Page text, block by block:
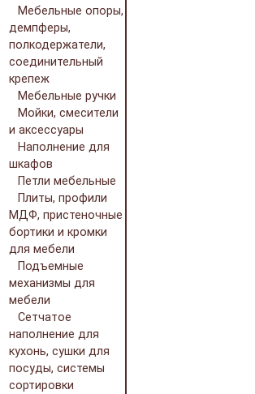
Мебельные опоры,
демпферы,
полкодержатели,
соединительный
крепеж
Мебельные ручки
Мойки, смесители
и аксессуары
Наполнение для
шкафов
Петли мебельные
Плиты, профили
МДФ, пристеночные
бортики и кромки
для мебели
Подъемные
механизмы для
мебели
Сетчатое
наполнение для
кухонь, сушки для
посуды, системы
сортировки